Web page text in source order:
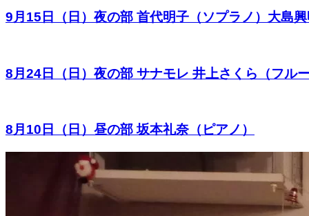
9月15日（日）夜の部 首代明子（ソプラノ）大島
8月24日（日）夜の部 サナモレ 井上さくら（フル
8月10日（日）昼の部 坂本礼奈（ピアノ）